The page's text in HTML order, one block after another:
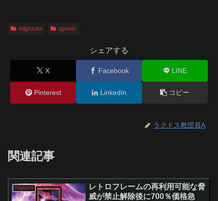
mtgrocks spoiler
シェアする
X Facebook LINE
Pinterest LinkedIn コピー
ラクドス教団員A
関連記事
mtgrocks
レトロフレームの再利用可能な脅
威が禁止解除後に700％価格急